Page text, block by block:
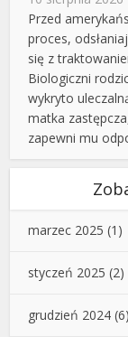
Przed
proces,
się z
Biologiczni
wykryto
matka
zapewni mu
marzec 2025 (1)
styczeń 2025 (2)
grudzień 2024 (6)